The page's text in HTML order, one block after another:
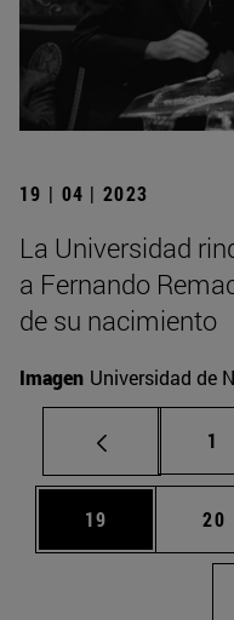
19 | 04 | 2023
La Universidad
a Fernando
de su nacimiento
Imagen Universidad de
1
Página
19 20